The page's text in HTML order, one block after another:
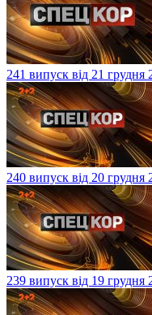
241 випуск від 21 грудня
240 випуск від 20 грудня
239 випуск від 19 грудня